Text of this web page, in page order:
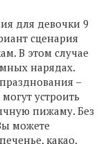
для девочки 9
сценария
В этом случае
нарядах.
–
устроить
пижаму. Без
можете
какао,